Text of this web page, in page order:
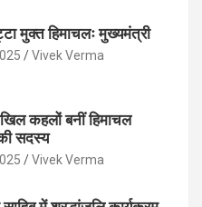
मुक्त हिमाचलः मुख्यमंत्री
Vivek Verma
कहलों बनीं हिमाचल
सदस्य
Vivek Verma